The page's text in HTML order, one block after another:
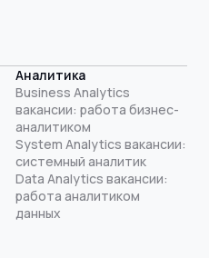
Аналитика
Business Analytics
вакансии: работа бизнес-
аналитиком
System Analytics вакансии:
системный аналитик
Data Analytics вакансии:
работа аналитиком
данных